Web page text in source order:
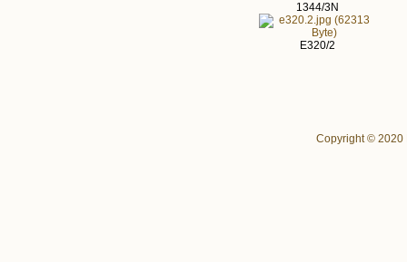
1344/3N
E320/2
Copyright © 2020